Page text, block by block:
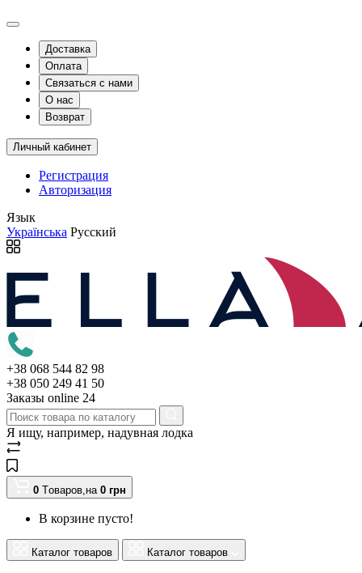
Доставка
Оплата
Связаться с нами
О нас
Возврат
Личный кабинет
Регистрация
Авторизация
Язык
Українська Русский
+38 068 544 82 98
+38 050 249 41 50
Заказы оnline 24
Я ищу, например, надувная лодка
0 Tоваров,на 0 грн
В корзине пусто!
Каталог товаров Каталог товаров